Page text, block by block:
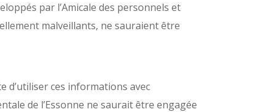
par l’Amicale des personnels et
malveillants, ne sauraient être
d’utiliser ces informations avec
de l’Essonne ne saurait être engagée